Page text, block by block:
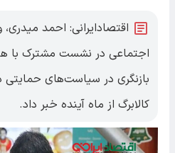
اقتصادایرانی: احمد میدری،
اجتماعی در نشست مشترک با
بازنگری در سیاست‌های حمایتی
کالابرگ از ماه آینده خبر داد.